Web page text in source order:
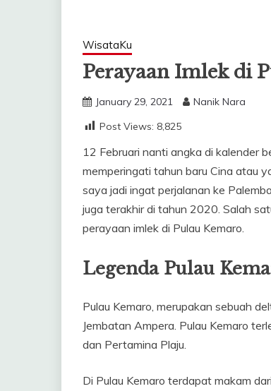
WisataKu
Perayaan Imlek di
January 29, 2021
Nanik Nara
Post Views: 8,825
12 Februari nanti angka di kalender
memperingati tahun baru Cina atau
saya jadi ingat perjalanan ke
juga terakhir di tahun 2020. Salah
perayaan imlek di Pulau Kemaro.
Legenda Pulau
Pulau Kemaro, merupakan sebuah
Jembatan Ampera. Pulau Kemaro
dan Pertamina Plaju.
Di Pulau Kemaro terdapat makam